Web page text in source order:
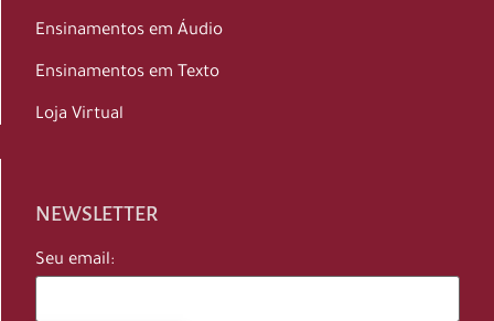
Ensinamentos em Áudio
Ensinamentos em Texto
Loja Virtual
NEWSLETTER
Seu email: